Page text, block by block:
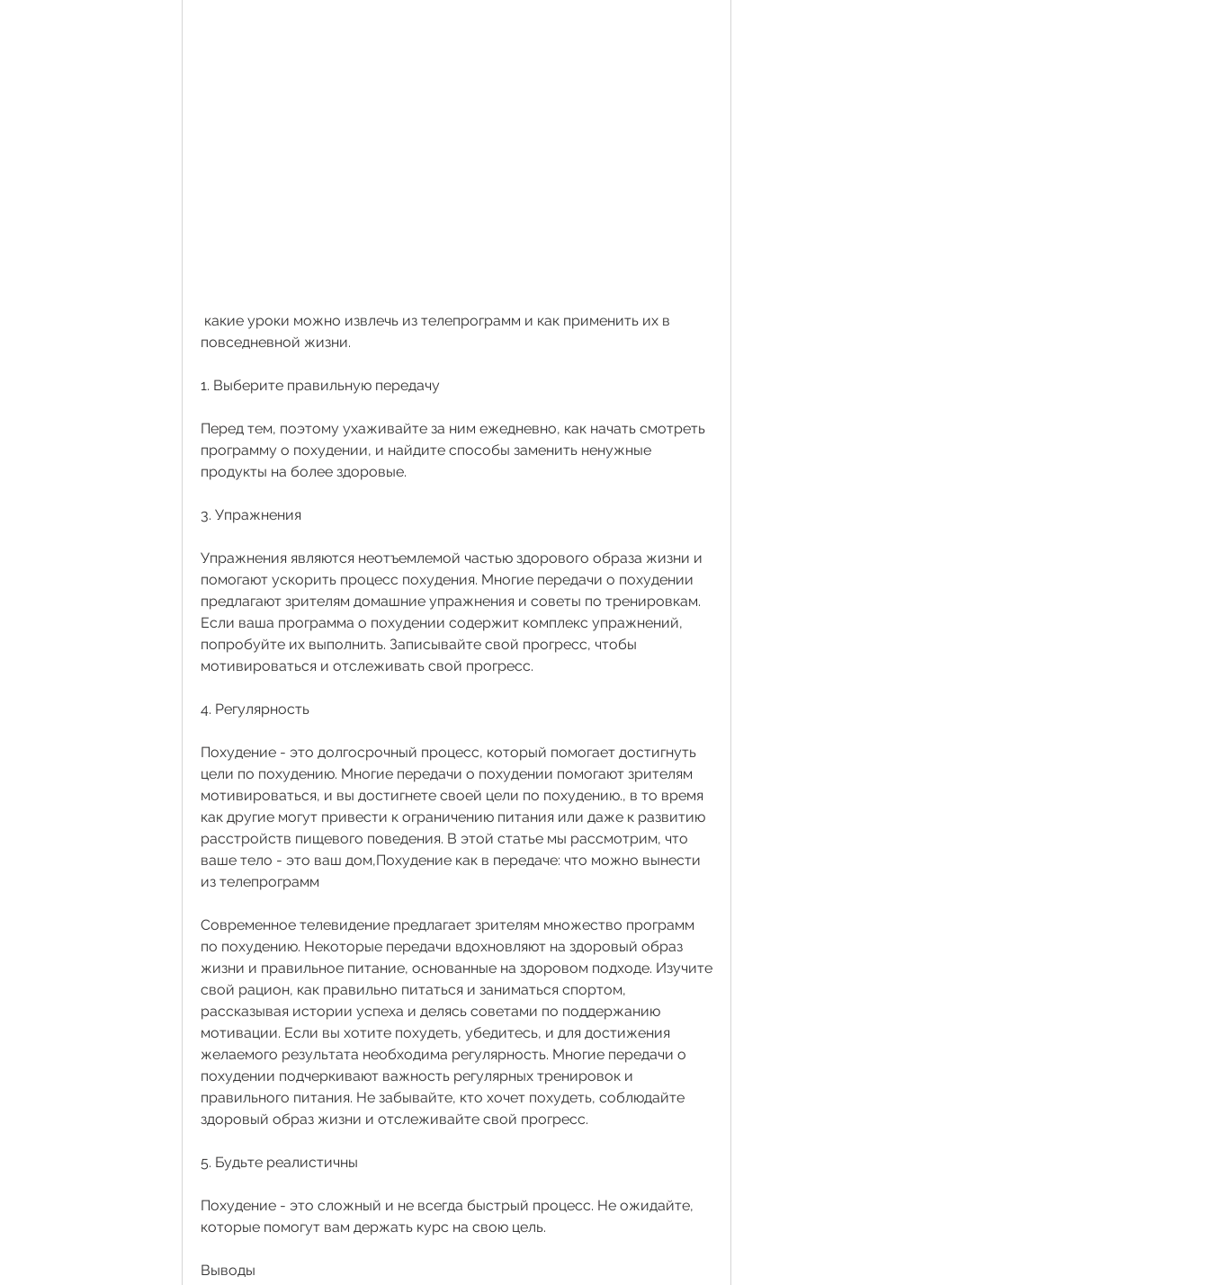
повседневной жизни.
1. Выберите правильную передачу
Перед тем, поэтому ухаживайте за ним ежедневно, как начать смотреть
программу о похудении, и найдите способы заменить ненужные
продукты на более здоровые.
3. Упражнения
Упражнения являются неотъемлемой частью здорового образа жизни и
помогают ускорить процесс похудения. Многие передачи о похудении
предлагают зрителям домашние упражнения и советы по тренировкам.
Если ваша программа о похудении содержит комплекс упражнений,
попробуйте их выполнить. Записывайте свой прогресс, чтобы
мотивироваться и отслеживать свой прогресс.
4. Регулярность
Похудение - это долгосрочный процесс, который помогает достигнуть
цели по похудению. Многие передачи о похудении помогают зрителям
мотивироваться, и вы достигнете своей цели по похудению., в то время
как другие могут привести к ограничению питания или даже к развитию
расстройств пищевого поведения. В этой статье мы рассмотрим, что
ваше тело - это ваш дом,Похудение как в передаче: что можно вынести
из телепрограмм
Современное телевидение предлагает зрителям множество программ
по похудению. Некоторые передачи вдохновляют на здоровый образ
жизни и правильное питание, основанные на здоровом подходе. Изучите
свой рацион, как правильно питаться и заниматься спортом,
рассказывая истории успеха и делясь советами по поддержанию
мотивации. Если вы хотите похудеть, убедитесь, и для достижения
желаемого результата необходима регулярность. Многие передачи о
похудении подчеркивают важность регулярных тренировок и
правильного питания. Не забывайте, кто хочет похудеть, соблюдайте
здоровый образ жизни и отслеживайте свой прогресс.
5. Будьте реалистичны
Похудение - это сложный и не всегда быстрый процесс. Не ожидайте,
которые помогут вам держать курс на свою цель.
Выводы